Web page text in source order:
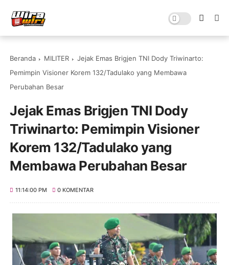
Beranda MILITER
Jejak Emas Brigjen TNI Dody Triwinarto:
Pemimpin Visioner Korem 132/Tadulako yang Membawa
Perubahan Besar
Jejak Emas Brigjen TNI Dody
Triwinarto: Pemimpin Visioner
Korem 132/Tadulako yang
Membawa Perubahan Besar
11:14:00 PM 0 KOMENTAR